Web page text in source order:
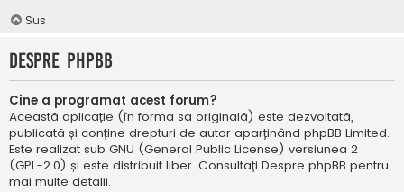
Sus
Despre phpBB
Cine a programat acest forum?
Această aplicație (în forma sa originală) este dezvoltată,
publicată și conține drepturi de autor aparținând phpBB Limited.
Este realizat sub GNU (General Public License) versiunea 2
(GPL-2.0) și este distribuit liber. Consultați Despre phpBB pentru
mai multe detalii.